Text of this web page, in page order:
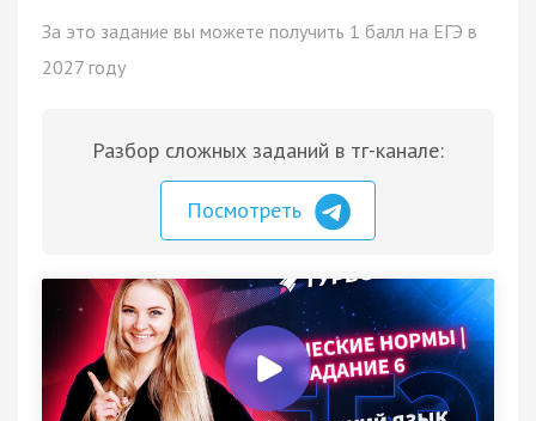
За это задание вы можете получить 1 балл на ЕГЭ в
2027 году
Разбор сложных заданий в тг-канале:
Посмотреть